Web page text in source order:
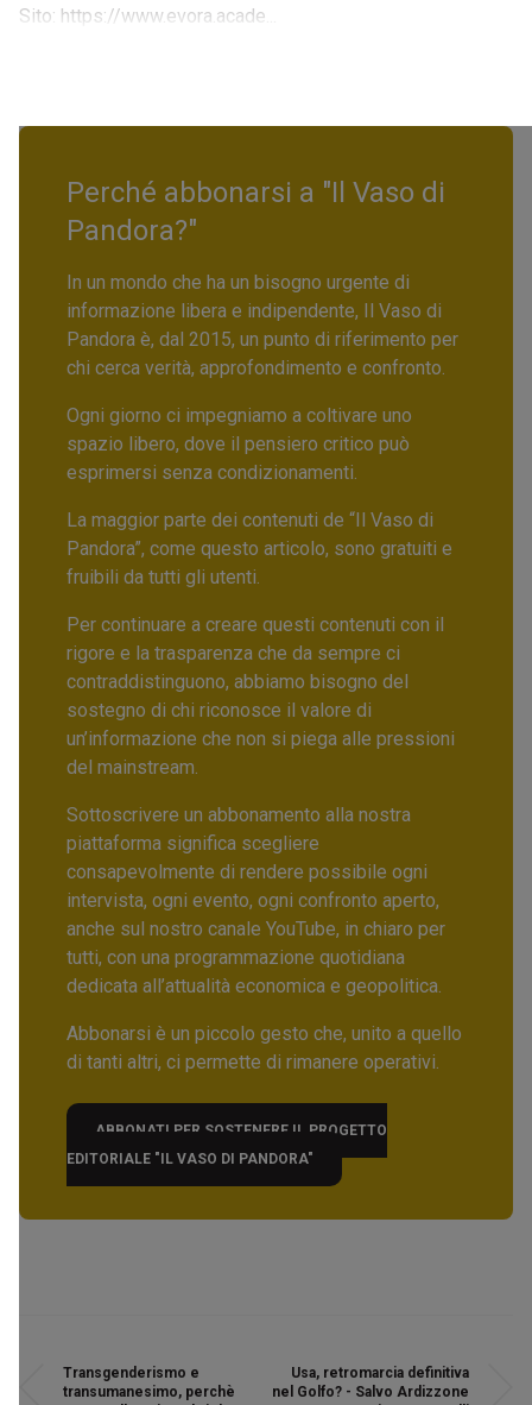
Sito: https://www.evora.acade...
Perché abbonarsi a "Il Vaso di
Pandora?"
In un mondo che ha un bisogno urgente di
informazione libera e indipendente, Il Vaso di
Pandora è, dal 2015, un punto di riferimento per
chi cerca verità, approfondimento e confronto.
Ogni giorno ci impegniamo a coltivare uno
spazio libero, dove il pensiero critico può
esprimersi senza condizionamenti.
La maggior parte dei contenuti de “Il Vaso di
Pandora”, come questo articolo, sono gratuiti e
fruibili da tutti gli utenti.
Per continuare a creare questi contenuti con il
rigore e la trasparenza che da sempre ci
contraddistinguono, abbiamo bisogno del
sostegno di chi riconosce il valore di
un’informazione che non si piega alle pressioni
del mainstream.
Sottoscrivere un abbonamento alla nostra
piattaforma significa scegliere
consapevolmente di rendere possibile ogni
intervista, ogni evento, ogni confronto aperto,
anche sul nostro canale YouTube, in chiaro per
tutti, con una programmazione quotidiana
dedicata all’attualità economica e geopolitica.
Abbonarsi è un piccolo gesto che, unito a quello
di tanti altri, ci permette di rimanere operativi.
ABBONATI PER SOSTENERE IL PROGETTO
EDITORIALE "IL VASO DI PANDORA"
Transgenderismo e
transumanesimo, perchè
Usa, retromarcia definitiva
nel Golfo? - Salvo Ardizzone